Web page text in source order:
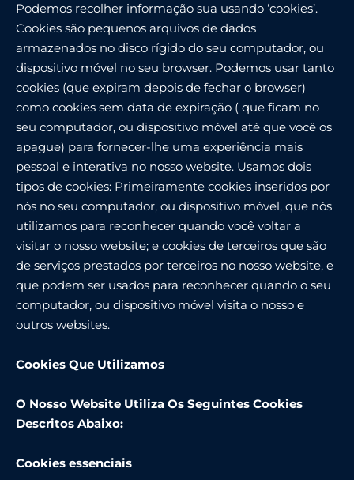
Podemos recolher informação sua usando ‘cookies’.
Cookies são pequenos arquivos de dados
armazenados no disco rígido do seu computador, ou
dispositivo móvel no seu browser. Podemos usar tanto
cookies (que expiram depois de fechar o browser)
como cookies sem data de expiração ( que ficam no
seu computador, ou dispositivo móvel até que você os
apague) para fornecer-lhe uma experiência mais
pessoal e interativa no nosso website. Usamos dois
tipos de cookies: Primeiramente cookies inseridos por
nós no seu computador, ou dispositivo móvel, que nós
utilizamos para reconhecer quando você voltar a
visitar o nosso website; e cookies de terceiros que são
de serviços prestados por terceiros no nosso website, e
que podem ser usados para reconhecer quando o seu
computador, ou dispositivo móvel visita o nosso e
outros websites.
Cookies Que Utilizamos
O Nosso Website Utiliza Os Seguintes Cookies
Descritos Abaixo:
Cookies essenciais